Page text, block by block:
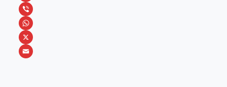
c
e
b
o
e
s
s
e
L
i
n
k
V
i
b
W
h
X